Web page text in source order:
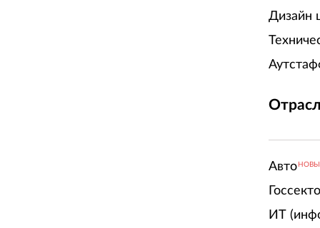
Дизайн
Авто
ИТ